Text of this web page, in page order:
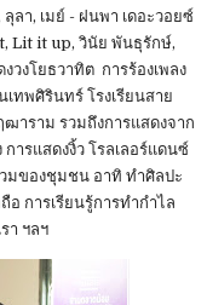
ลา, เมย์ - ฝนพา เดอะวอยซ์
Lit it up, วินัย พันธุรักษ์,
วงโยธวาทิต การร้องเพลง
เทพศิรินทร์ โรงเรียนสาย
าราม รวมถึงการแสดงจาก
ารแสดงงิ้ว โรลเลอร์แดนซ์
มของชุมชน อาทิ ทำศิลปะ
การเรียนรู้การทำกำไล
า ฯลฯ